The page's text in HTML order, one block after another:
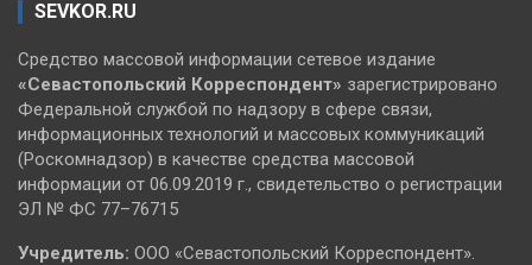
SEVKOR.RU
Средство массовой информации сетевое издание
«Севастопольский Корреспондент» зарегистрировано
Федеральной службой по надзору в сфере связи,
информационных технологий и массовых коммуникаций
(Роскомнадзор) в качестве средства массовой
информации от 06.09.2019 г., свидетельство о регистрации
ЭЛ № ФС 77–76715
Учредитель: ООО «Севастопольский Корреспондент».